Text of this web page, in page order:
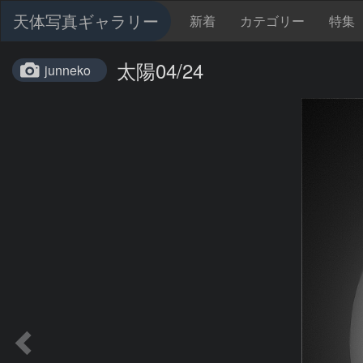
天体写真ギャラリー 新着 カテゴリー 特集
junneko 太陽04/24